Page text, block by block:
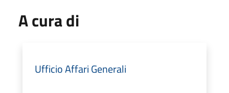
A cura di
Ufficio Affari Generali